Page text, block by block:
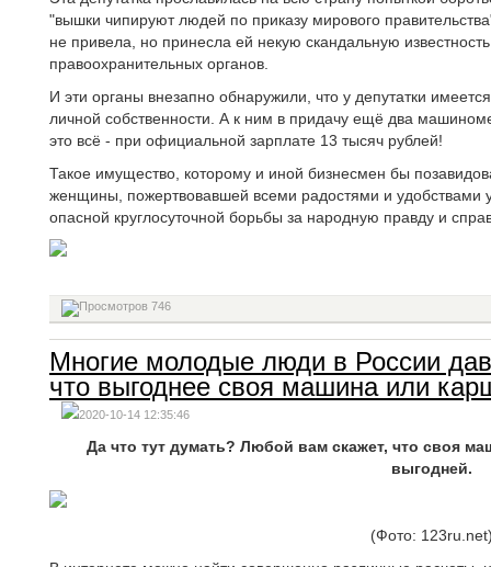
"вышки чипируют людей по приказу мирового
не привела, но принесла ей некую скандальную
правоохранительных органов.
И эти органы внезапно обнаружили, что у депутатки
личной собственности. А к ним в придачу ещё два
это всё - при официальной зарплате 13 тысяч рублей!
Такое имущество, которому и иной бизнесмен бы
женщины, пожертвовавшей всеми радостями и удобствами
опасной круглосуточной борьбы за народную правду и
746
Многие молодые люди в России
что выгоднее своя машина или
2020-10-14 12:35:46
Да что тут думать? Любой вам скажет, что своя
выгодней.
(Фото: